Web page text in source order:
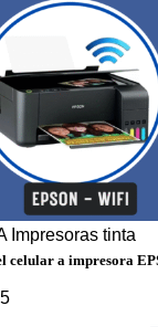
Impresoras tinta
celular a impresora